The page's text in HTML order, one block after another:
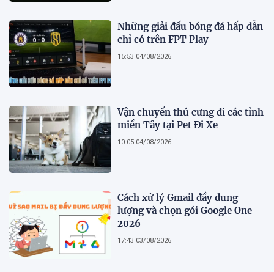
Những giải đấu bóng đá hấp dẫn
chỉ có trên FPT Play
15:53 04/08/2026
Vận chuyển thú cưng đi các tỉnh
miền Tây tại Pet Đi Xe
10:05 04/08/2026
Cách xử lý Gmail đầy dung
lượng và chọn gói Google One
2026
17:43 03/08/2026